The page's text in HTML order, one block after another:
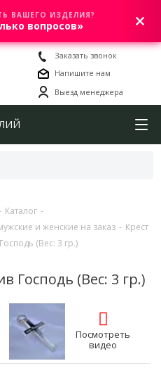
0
Заказать звонок
Напишите нам
Выезд менеджера
Каталог -
и женские на заказ - Крест
(Вес: 3 гр.)
Господь (Вес: 3 гр.)
Посмотреть
видео
ВАШЕГО ИЗДЕЛИЯ?
вопросов»